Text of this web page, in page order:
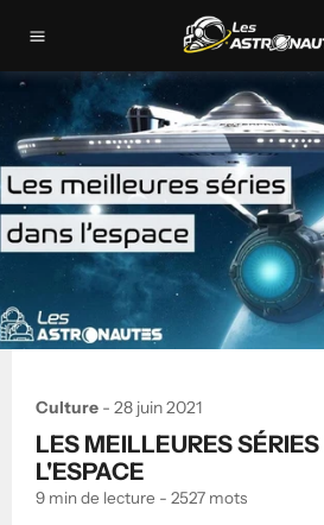
contenu
Culture - 28 juin 2021
LES MEILLEURES
L'ESPACE
9 min de lecture - 2527 mots